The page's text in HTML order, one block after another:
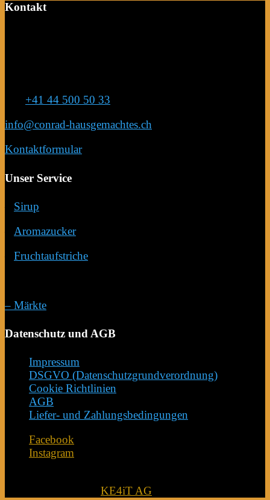
Kontakt
+41 44 500 50 33
info@conrad-hausgemachtes.ch
Kontaktformular
Unser Service
Sirup
Aromazucker
Fruchtaufstriche
– Märkte
Datenschutz und AGB
Impressum
DSGVO (Datenschutzgrundverordnung)
Cookie Richtlinien
AGB
Liefer- und Zahlungsbedingungen
Facebook
Instagram
KE4iT AG